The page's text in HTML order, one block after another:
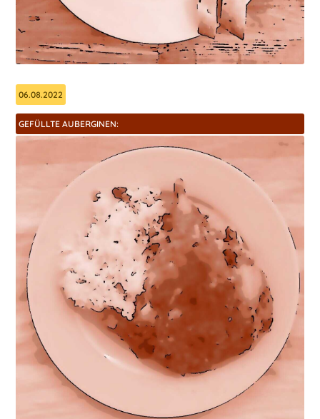
06.08.2022
GEFÜLLTE AUBERGINEN: